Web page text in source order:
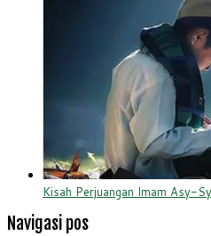
Kisah Perjuangan Imam Asy-
Navigasi pos